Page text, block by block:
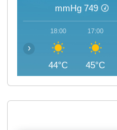
749
mmHg
17:00
45°C
18:00
44°C
‹